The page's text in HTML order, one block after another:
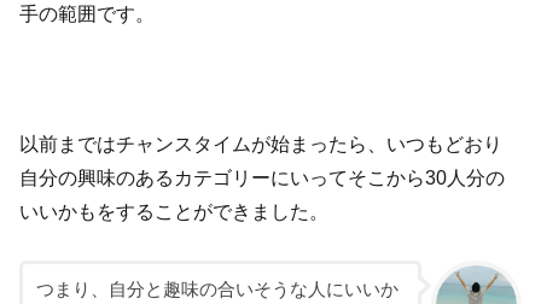
手の範囲です。
以前まではチャンスタイムが始まったら、いつもどおり
自分の興味のあるカテゴリーにいってそこから30人分の
いいかもをすることができました。
つまり、自分と趣味の合いそうな人にいいか